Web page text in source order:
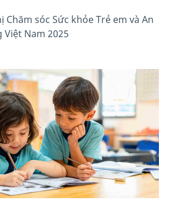
Chăm sóc Sức khỏe Trẻ em và An
Nam 2025